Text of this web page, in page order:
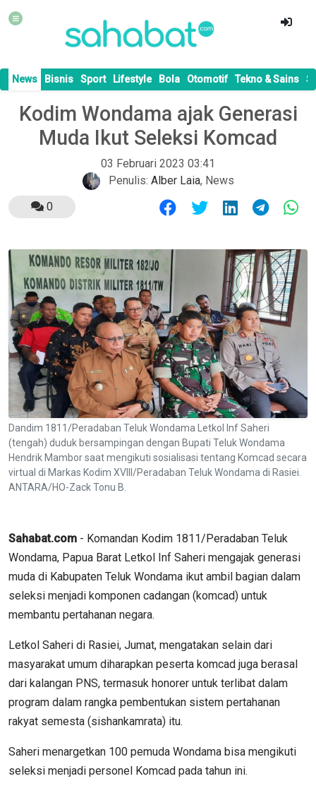
News Bisnis Sport Lifestyle Bola Otomotif Tekno & Sains
Kodim Wondama ajak Generasi
Muda Ikut Seleksi Komcad
03 Februari 2023 03:41
Penulis: Alber Laia, News
0
Dandim 1811/Peradaban Teluk Wondama Letkol Inf Saheri
(tengah) duduk bersampingan dengan Bupati Teluk Wondama
Hendrik Mambor saat mengikuti sosialisasi tentang Komcad secara
virtual di Markas Kodim XVIII/Peradaban Teluk Wondama di Rasiei.
ANTARA/HO-Zack Tonu B.
Sahabat.com - Komandan Kodim 1811/Peradaban Teluk
Wondama, Papua Barat Letkol Inf Saheri mengajak generasi
muda di Kabupaten Teluk Wondama ikut ambil bagian dalam
seleksi menjadi komponen cadangan (komcad) untuk
membantu pertahanan negara.
Letkol Saheri di Rasiei, Jumat, mengatakan selain dari
masyarakat umum diharapkan peserta komcad juga berasal
dari kalangan PNS, termasuk honorer untuk terlibat dalam
program dalam rangka pembentukan sistem pertahanan
rakyat semesta (sishankamrata) itu.
Saheri menargetkan 100 pemuda Wondama bisa mengikuti
seleksi menjadi personel Komcad pada tahun ini.